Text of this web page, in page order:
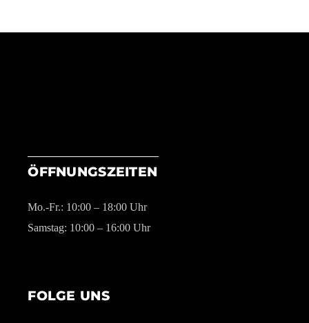
ÖFFNUNGSZEITEN
Mo.-Fr.: 10:00 – 18:00 Uhr
Samstag: 10:00 – 16:00 Uhr
FOLGE UNS